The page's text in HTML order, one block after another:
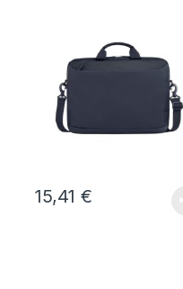
15,41€